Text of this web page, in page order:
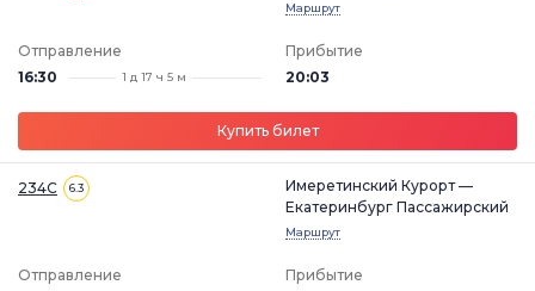
Маршрут
Отправление
16:30
1 д 17 ч 5 м
Прибытие
20:03
Купить билет
234С 6.3
Имеретинский Курорт —
Екатеринбург Пассажирский
Маршрут
Отправление
Прибытие